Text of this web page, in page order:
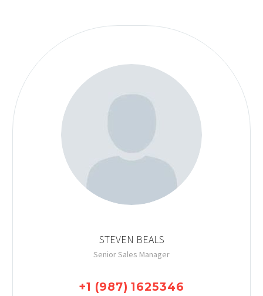
STEVEN BEALS
Senior Sales Manager
+1 (987) 1625346